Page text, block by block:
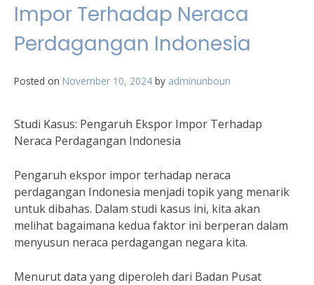
Impor Terhadap Neraca
Perdagangan Indonesia
Posted on November 10, 2024 by adminunboun
Studi Kasus: Pengaruh Ekspor Impor Terhadap
Neraca Perdagangan Indonesia
Pengaruh ekspor impor terhadap neraca
perdagangan Indonesia menjadi topik yang menarik
untuk dibahas. Dalam studi kasus ini, kita akan
melihat bagaimana kedua faktor ini berperan dalam
menyusun neraca perdagangan negara kita.
Menurut data yang diperoleh dari Badan Pusat